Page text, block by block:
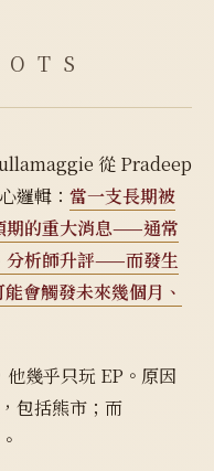
T S
從 Pradeep
邏輯： 當一支長期被
期的重大消息——通常
分析師升評——而發生
會觸發未來幾個月、
幾乎只玩 EP。原因
包括熊市；而